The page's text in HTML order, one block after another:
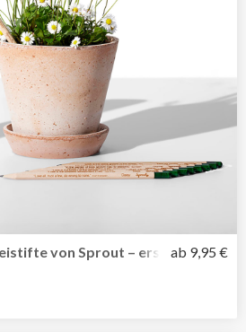
von Sprout – erst schreiben
ab 9,95 €